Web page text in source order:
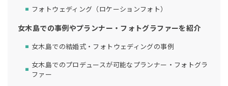
フォトウェディング（ロケーションフォト）
女木島での事例やプランナー・フォトグラファーを紹介
女木島での結婚式・フォトウェディングの事例
女木島でのプロデュースが可能なプランナー・フォトグラ
ファー